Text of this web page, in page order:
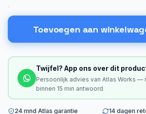
Toevoegen aan
Twijfel? App ons over dit
Persoonlijk advies van Atlas Works —
binnen 15 min antwoord
24 mnd Atlas garantie
14 dagen